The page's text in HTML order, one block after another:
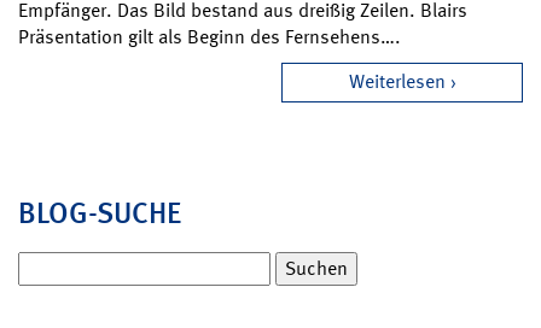
Empfänger. Das Bild bestand aus dreißig Zeilen. Blairs
Präsentation gilt als Beginn des Fernsehens….
Weiterlesen
BLOG-SUCHE
nach: